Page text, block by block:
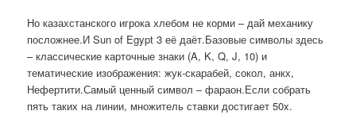
Но казахстанского игрока хлебом не корми – дай механику
посложнее.И Sun of Egypt 3 её даёт.Базовые символы здесь
– классические карточные знаки (A, K, Q, J, 10) и
тематические изображения: жук-скарабей, сокол, анкх,
Нефертити.Самый ценный символ – фараон.Если собрать
пять таких на линии, множитель ставки достигает 50x.